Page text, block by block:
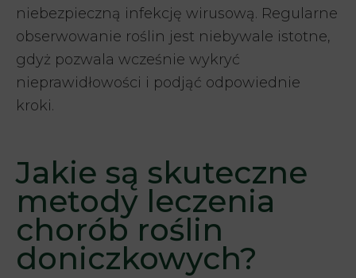
niebezpieczną infekcję wirusową. Regularne
obserwowanie roślin jest niebywale istotne,
gdyż pozwala wcześnie wykryć
nieprawidłowości i podjąć odpowiednie
kroki.
Jakie są skuteczne
metody leczenia
chorób roślin
doniczkowych?